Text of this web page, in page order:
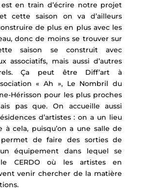
en train d’écrire notre projet
cette saison on va d’ailleurs
de plus en plus avec les
donc de moins se trouver sur
saison se construit avec
associatifs, mais aussi d’autres
Ça peut être Diff’art à
« Ah », Le Nombril du
Hérisson pour les plus proches
pas que. On accueille aussi
d’artistes : on a un lieu
à cela, puisqu’on a une salle de
de faire des sorties de
équipement dans lequel se
CERDO où les artistes en
venir chercher de la matière